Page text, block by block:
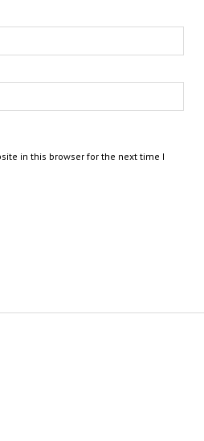
in this browser for the next time I